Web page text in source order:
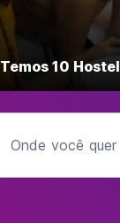
Temos 10
Onde você quer